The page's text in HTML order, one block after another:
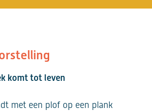
komt tot leven
met een plof op een plank